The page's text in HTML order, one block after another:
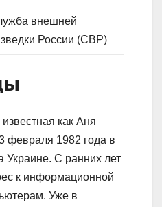
внешней
России (СВР)
известная как Аня
февраля 1982 года в
Украине. С ранних лет
к информационной
Уже в